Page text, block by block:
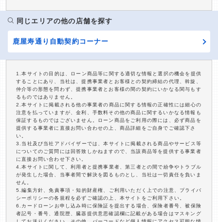
同じエリアの他の店舗を探す
鹿屋寿通り自動契約コーナー
1.本サイトの目的は、ローン商品等に関する適切な情報と選択の機会を提供
することにあり、当社は、提携事業者とお客様との契約締結の代理、斡旋、
仲介等の形態を問わず、提携事業者とお客様の間の契約にいかなる関与もす
るものではありません。
2.本サイトに掲載される他の事業者の商品に関する情報の正確性には細心の
注意を払っていますが、金利、手数料その他の商品に関するいかなる情報も
保証するものではございません。ローン商品をご利用の際には、必ず商品を
提供する事業者に直接お問い合わせの上、商品詳細をご自身でご確認下さ
い。
3.当社及び当社アドバイザーでは、本サイトに掲載される商品やサービス等
についてのご質問には回答致しかねますので、当該商品等を提供する事業者
に直接お問い合わせ下さい。
4.本サイトに関して、利用者と提携事業者、第三者との間で紛争やトラブル
が発生した場合、当事者間で解決を図るものとし、当社は一切責任を負いま
せん。
5.編集方針、免責事項・知的財産権、ご利用いただく上での注意、プライバ
シーポリシーの各規程を必ずご確認の上、本サイトをご利用下さい。
6.カードローンお申し込み時に保険証を提出する場合、保険者番号、被保険
者記号・番号、通院歴、臓器提供意思確認欄に記載がある場合はマスキング